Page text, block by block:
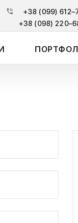
+38 (099)
+38 (098)